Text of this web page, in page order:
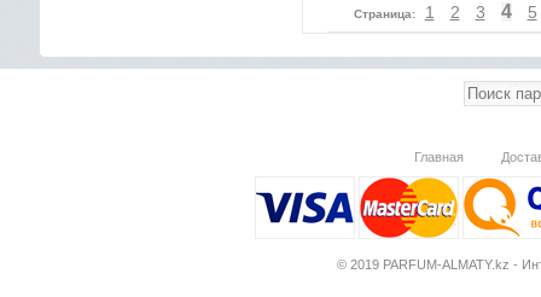
Страница: 1 2 3 4 5
Главная
© 2019 PARFUM-ALMATY.kz -